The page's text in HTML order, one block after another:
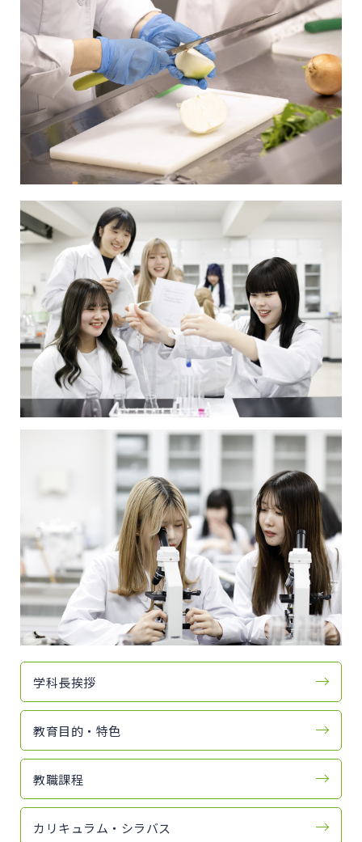
学科長挨拶
教育目的・特色
教職課程
カリキュラム・シラバス